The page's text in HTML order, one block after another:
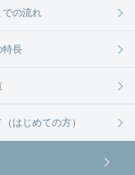
での流れ
特長
はじめての方）